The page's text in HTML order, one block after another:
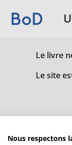
Le livre
Le site
Nous respectons